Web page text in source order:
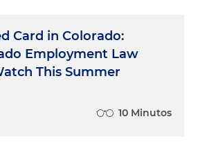
Card in Colorado:
Employment Law
This Summer
10 Minutos